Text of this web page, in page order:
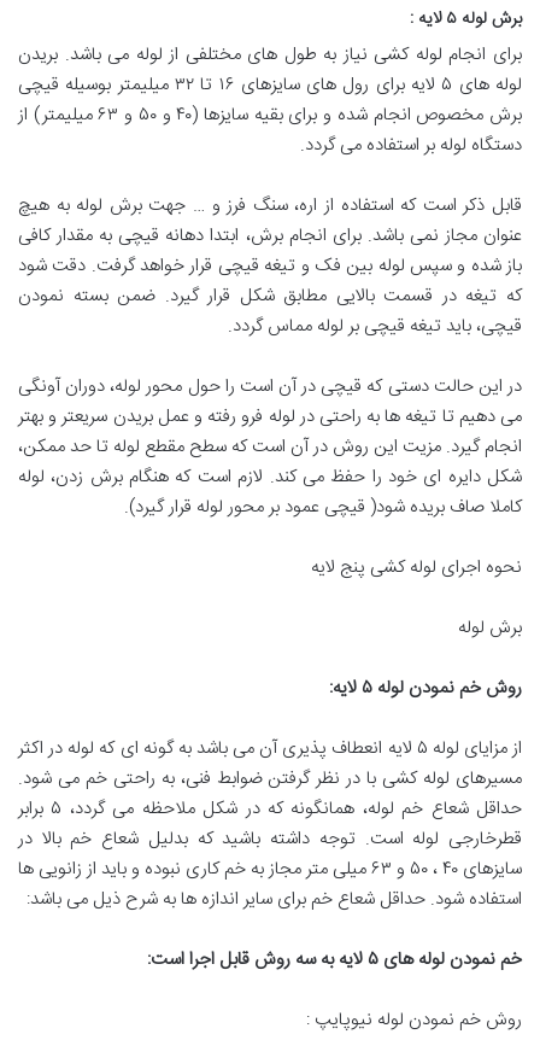
برش لوله ۵لایه :
برای انجام لوله کشی نیاز به طول های مختلفی از لوله می باشد. بریدن
لوله های ۵ لایه برای رول های سایزهای ۱۶ تا ۳۲ میلیمتر بوسیله قیچی
برش مخصوص انجام شده و برای بقیه سایزها (۴۰ و ۵۰ و ۶۳ میلیمتر) از
دستگاه لوله بر استفاده می گردد.
قابل ذکر است که استفاده از اره، سنگ فرز و … جهت برش لوله به هیچ
عنوان مجاز نمی باشد. برای انجام برش، ابتدا دهانه قیچی به مقدار کافی
باز شده و سپس لوله بین فک و تیغه قیچی قرار خواهد گرفت. دقت شود
که تیغه در قسمت بالایی مطابق شکل قرار گیرد. ضمن بسته نمودن
قیچی، باید تیغه قیچی بر لوله مماس گردد.
در این حالت دستی که قیچی در آن است را حول محور لوله، دوران آونگی
می دهیم تا تیغه ها به راحتی در لوله فرو رفته و عمل بریدن سریعتر و بهتر
انجام گیرد. مزیت این روش در آن است که سطح مقطع لوله تا حد ممکن،
شکل دایره ای خود را حفظ می کند. لازم است که هنگام برش زدن، لوله
کاملا صاف بریده شود( قیچی عمود بر محور لوله قرار گیرد).
نحوه اجرای لوله کشی پنج لایه
برش لوله
روش خم نمودن لوله ۵ لایه:
از مزایای لوله ۵ لایه انعطاف پذیری آن می باشد به گونه ای که لوله در اکثر
مسیرهای لوله کشی با در نظر گرفتن ضوابط فنی، به راحتی خم می شود.
حداقل شعاع خم لوله، همانگونه که در شکل ملاحظه می گردد، ۵ برابر
قطرخارجی لوله است. توجه داشته باشید که بدلیل شعاع خم بالا در
سایزهای ۴۰ ، ۵۰ و ۶۳ میلی متر مجاز به خم کاری نبوده و باید از زانویی ها
استفاده شود. حداقل شعاع خم برای سایر اندازه ها به شرح ذیل می باشد:
خم نمودن لوله های ۵ لایه به سه روش قابل اجرا است:
روش خم نمودن لوله نیوپایپ :